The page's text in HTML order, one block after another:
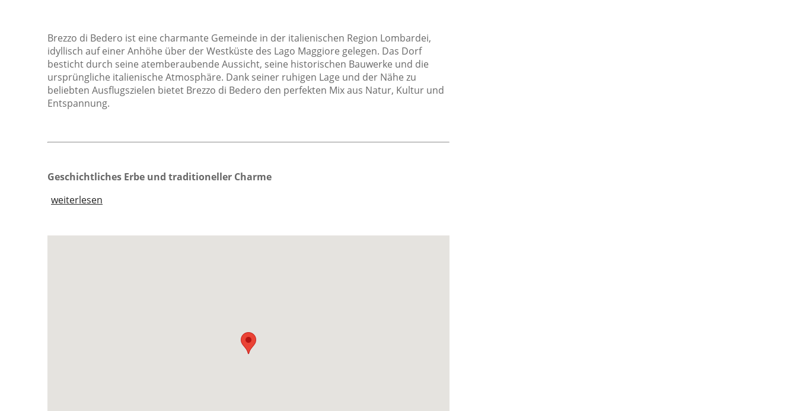
Ofen
Toaster
Sicht
Aussicht
Pool mit Aussicht
Lage
Ferienanlage
Sonstiges
Klimaanlage
Wandern
Brezzo di Bedero ist eine charmante Gemeinde in der italienischen Region Lombardei,
idyllisch auf einer Anhöhe über der Westküste des Lago Maggiore gelegen. Das Dorf
besticht durch seine atemberaubende Aussicht, seine historischen Bauwerke und die
ursprüngliche italienische Atmosphäre. Dank seiner ruhigen Lage und der Nähe zu
beliebten Ausflugszielen bietet Brezzo di Bedero den perfekten Mix aus Natur, Kultur und
Entspannung.
Geschichtliches Erbe und traditioneller Charme
weiterlesen